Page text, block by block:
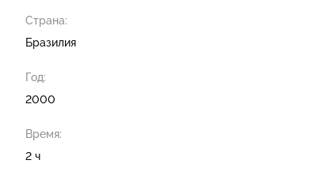
Страна:
Бразилия
Год:
2000
Время:
2 ч